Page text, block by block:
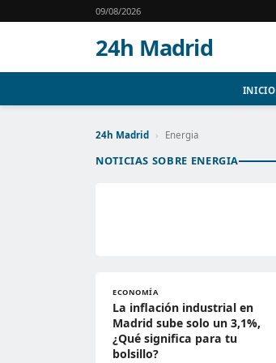
09/08/2026
24h Madrid
INICIO
24h Madrid › Energia
NOTICIAS SOBRE ENERGIA
ECONOMÍA
La inflación industrial en
Madrid sube solo un 3,1%,
¿Qué significa para tu
bolsillo?